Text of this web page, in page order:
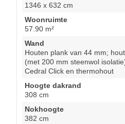
1346 x 632 cm
Woonruimte
57.90 m²
Wand
Houten plank van 44 mm;
(met 200 mm steenwol
Cedral Click en thermohout
Hoogte dakrand
308 cm
Nokhoogte
382 cm